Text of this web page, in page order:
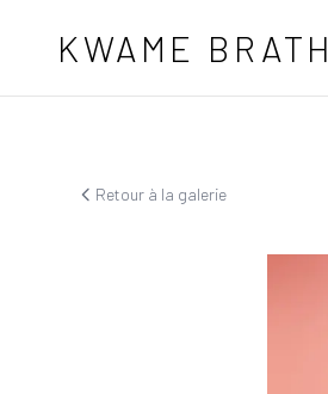
KWAME
Retour à la galerie